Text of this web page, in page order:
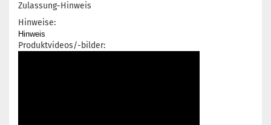
Zulassung-Hinweis
Hinweise:
Hinweis
Produktvideos/-bilder: